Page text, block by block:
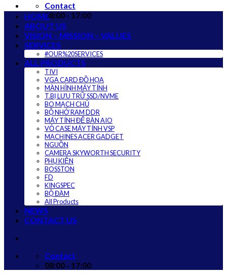
Contact
08:00 - 17:00
HOME
ABOUT US
VISION – MISSION – VALUES
SERVICES
#OUR%20SERVICES
ALL PRODUCTS
TIVI
VGA CARD ĐỒ HỌA
MÀN HÌNH MÁY TÍNH
T.BỊ LƯU TRỮ SSD/NVME
BO MẠCH CHỦ
BỘ NHỚ RAM DDR
MÁY TÍNH ĐỂ BÀN AIO
VỎ CASE MÁY TÍNH VSP
MACHINES ACER GADGET
NGUỒN
CAMERA SKYWORTH SECURITY
PHỤ KIỆN
BOSSTON
FD
KINGSPEC
BỘ ĐÀM
All Products
NEWS
CONTACT US
Contact
08:00 - 17:00